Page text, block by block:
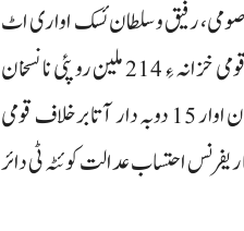
عاصومی، رفیق و سلطان ئسک اواری اٹ
سرکاری ریکارڈ اٹ ٹیپرنگ کرسا 844ایکڑ ڈغار ءِ پرائیوٹ بندغ آتیا بہاکریرہراڑآن قومی خزانہ ءِ 214 ملین روپئی نا نسخان
رسینگا۔ قومی احتساب بیورو بلوچستان ضلع گوادر نا حاضر سروسو چار مسکوہی تحصیلدار آتتون اوار 15 دوبہ دار آتا برخلاف قومی
احتساب عدالت کوئٹہ ٹی دائر